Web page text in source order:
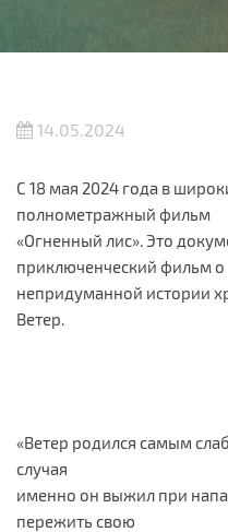
14.05.2024
С 18 мая 2024 года в
полнометражный фильм
«Огненный лис». Это
приключенческий фильм о
непридуманной истории
Ветер.
«Ветер родился самым
случая
именно он выжил при
пережить свою